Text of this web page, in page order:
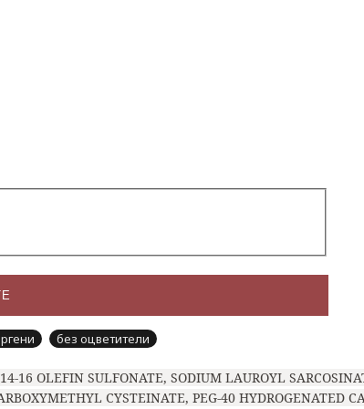
без оцветители
16 OLEFIN SULFONATE, SODIUM LAUROYL
CYSTEINATE, PEG-40 HYDROGENATED